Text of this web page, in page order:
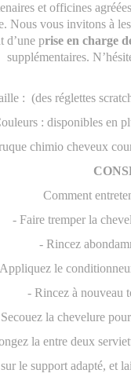
et officines
Nous vous invitons à
d’une prise en charge
supplémentaires.
: (des réglettes
: disponibles en
chimio cheveux
Comment
- Faire tremper la
- Rincez
le
- Rincez à nouveau
la chevelure
la entre deux
le support adapté, et